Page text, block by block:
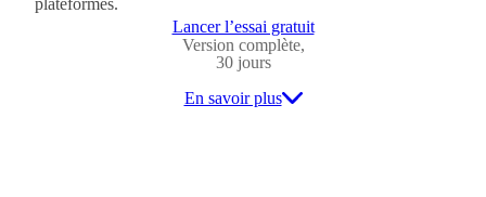
plateformes.
Lancer l’essai gratuit
Version complète,
30 jours
En savoir plus